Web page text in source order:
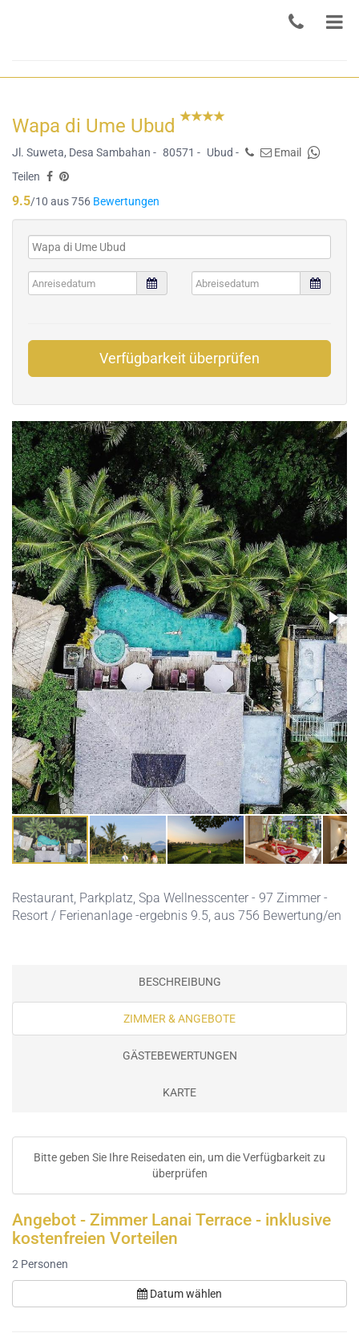
Wapa di Ume Ubud
Jl. Suweta, Desa Sambahan - 80571 - Ubud -
Email
Teilen
9.5/10 aus 756 Bewertungen
Verfügbarkeit überprüfen
Restaurant, Parkplatz, Spa Wellnesscenter - 97 Zimmer -
Resort / Ferienanlage -ergebnis 9.5, aus 756 Bewertung/en
BESCHREIBUNG
ZIMMER & ANGEBOTE
GÄSTEBEWERTUNGEN
KARTE
Bitte geben Sie Ihre Reisedaten ein, um die Verfügbarkeit zu
überprüfen
Angebot - Zimmer Lanai Terrace - inklusive
kostenfreien Vorteilen
2 Personen
Datum wählen